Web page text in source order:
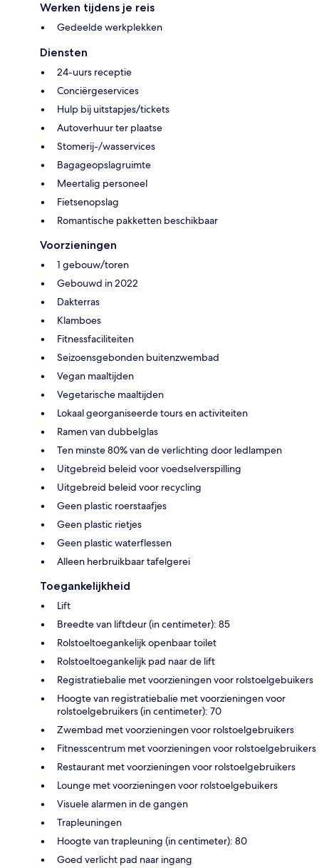
Werken tijdens je reis
Gedeelde werkplekken
Diensten
24-uurs receptie
Conciërgeservices
Hulp bij uitstapjes/tickets
Autoverhuur ter plaatse
Stomerij-/wasservices
Bagageopslagruimte
Meertalig personeel
Fietsenopslag
Romantische pakketten beschikbaar
Voorzieningen
1 gebouw/toren
Gebouwd in 2022
Dakterras
Klamboes
Fitnessfaciliteiten
Seizoensgebonden buitenzwembad
Vegan maaltijden
Vegetarische maaltijden
Lokaal georganiseerde tours en activiteiten
Ramen van dubbelglas
Ten minste 80% van de verlichting door ledlampen
Uitgebreid beleid voor voedselverspilling
Uitgebreid beleid voor recycling
Geen plastic roerstaafjes
Geen plastic rietjes
Geen plastic waterflessen
Alleen herbruikbaar tafelgerei
Toegankelijkheid
Lift
Breedte van liftdeur (in centimeter): 85
Rolstoeltoegankelijk openbaar toilet
Rolstoeltoegankelijk pad naar de lift
Registratiebalie met voorzieningen voor rolstoelgebuikers
Hoogte van registratiebalie met voorzieningen voor
rolstoelgebruikers (in centimeter): 70
Zwembad met voorzieningen voor rolstoelgebruikers
Fitnesscentrum met voorzieningen voor rolstoelgebruikers
Restaurant met voorzieningen voor rolstoelgebruikers
Lounge met voorzieningen voor rolstoelgebuikers
Visuele alarmen in de gangen
Trapleuningen
Hoogte van trapleuning (in centimeter): 80
Goed verlicht pad naar ingang